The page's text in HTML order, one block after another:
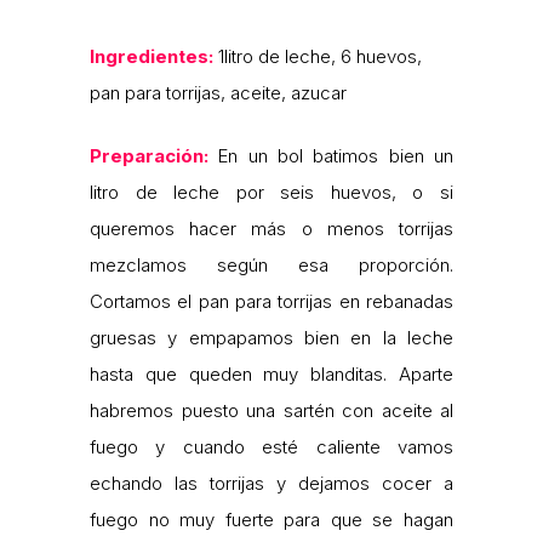
Ingredientes: 1litro de leche, 6 huevos,
pan para torrijas, aceite, azucar
Preparación: En un bol batimos bien un
litro de leche por seis huevos, o si
queremos hacer más o menos torrijas
mezclamos según esa proporción.
Cortamos el pan para torrijas en rebanadas
gruesas y empapamos bien en la leche
hasta que queden muy blanditas. Aparte
habremos puesto una sartén con aceite al
fuego y cuando esté caliente vamos
echando las torrijas y dejamos cocer a
fuego no muy fuerte para que se hagan